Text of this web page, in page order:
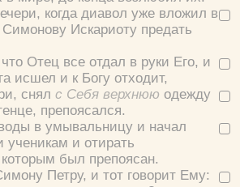
когда диавол уже вложил в
Искариоту предать
Отец все отдал в руки Его, и
исшел и к Богу отходит,
снял с Себя верхнюю одежду
препоясался.
в умывальницу и начал
ученикам и отирать
был препоясан.
Петру, и тот говорит Ему: